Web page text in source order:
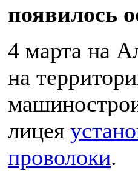
появилось
4 марта на
на
лицея
проволоки.